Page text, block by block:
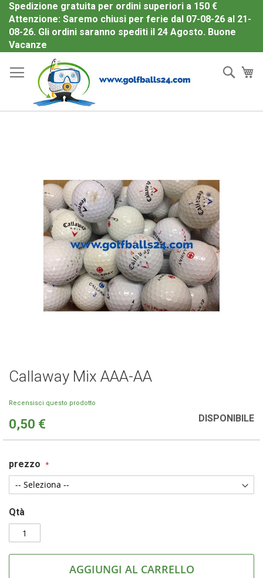
Spedizione gratuita per ordini superiori a 150 €
Attenzione: Saremo chiusi per ferie dal 07-08-26 al 21-
08-26. Gli ordini saranno spediti il 24 Agosto. Buone
Vacanze
al
contenuto
Callaway Mix AAA-AA
Recensisci questo prodotto
0,50 € DISPONIBILE
prezzo
Qtà
AGGIUNGI AL CARRELLO
immagini
Vai
della
di
immagini